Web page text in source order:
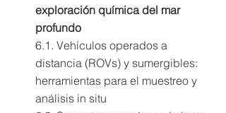
exploración química del mar
profundo
6.1. Vehículos operados a
distancia (ROVs) y sumergibles:
herramientas para el muestreo y
análisis in situ